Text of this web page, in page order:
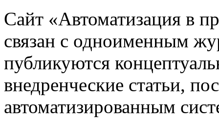
Сайт «Автоматизация в
связан с одноименным
публикуются
внедренческие статьи,
автоматизированным